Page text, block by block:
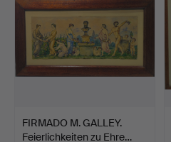
FIRMADO M. GALLEY.
Feierlichkeiten zu Ehre…